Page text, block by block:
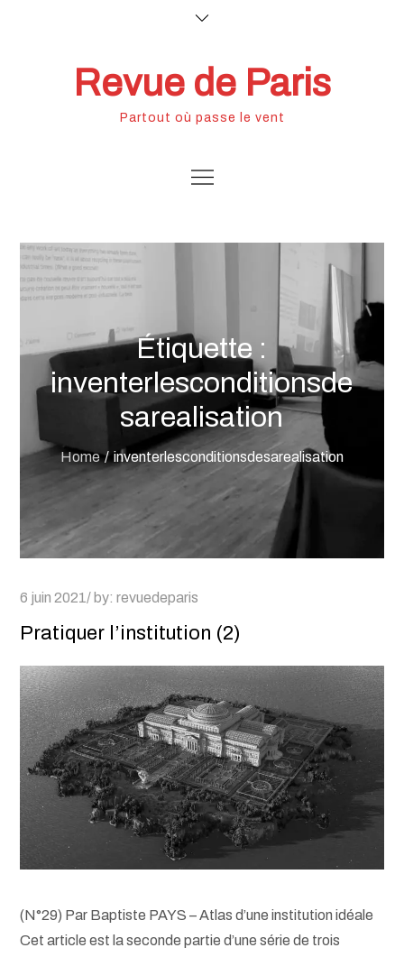
Revue de Paris
Partout où passe le vent
Étiquette :
inventerlesconditionsde
sarealisation
Home inventerlesconditionsdesarealisation
Posted
6 juin 2021 by:revuedeparis
Pratiquer l’institution (2)
(N°29) Par Baptiste PAYS – Atlas d’une institution idéale
Cet article est la seconde partie d’une série de trois